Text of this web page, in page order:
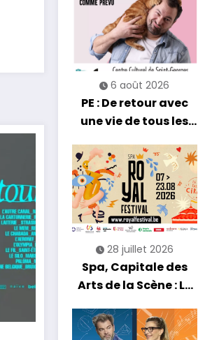
6 août 2026
PE : De retour avec
une vie de tous les
28 juillet 2026
Spa, Capitale des
Arts de la Scène : Le
est Lancé !